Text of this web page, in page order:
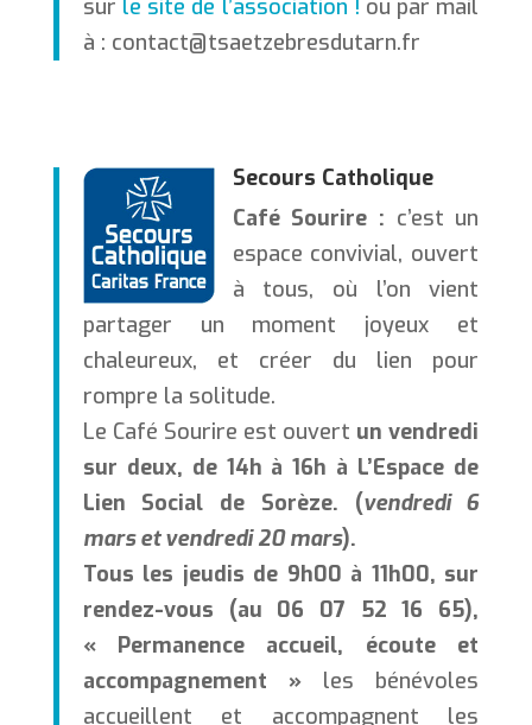
sur le site de l’association ! ou par mail
à : contact@tsaetzebresdutarn.fr
Secours Catholique
Café Sourire : c’est un
espace convivial, ouvert
à tous, où l’on vient
partager un moment joyeux et
chaleureux, et créer du lien pour
rompre la solitude.
Le Café Sourire est ouvert un vendredi
sur deux, de 14h à 16h à L’Espace de
Lien Social de Sorèze. (vendredi 6
mars et vendredi 20 mars).
Tous les jeudis de 9h00 à 11h00, sur
rendez-vous (au 06 07 52 16 65),
« Permanence accueil, écoute et
accompagnement »les bénévoles
accueillent et accompagnent les